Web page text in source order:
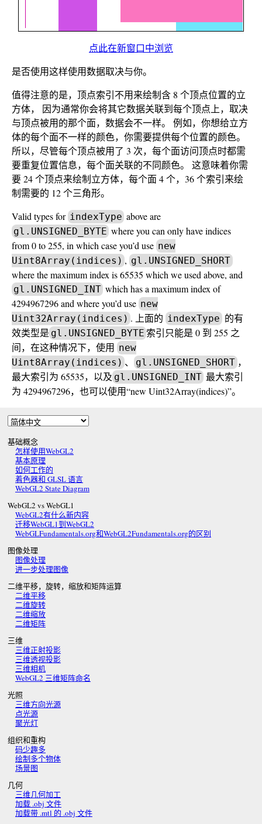
点此在新窗口中浏览
是否使用这样使用数据取决与你。
值得注意的是，顶点索引不用来绘制含 8 个顶点位置的立
方体， 因为通常你会将其它数据关联到每个顶点上，取决
与顶点被用的那个面，数据会不一样。 例如，你想给立方
体的每个面不一样的颜色，你需要提供每个位置的颜色。
所以，尽管每个顶点被用了 3 次，每个面访问顶点时都需
要重复位置信息，每个面关联的不同颜色。 这意味着你需
要 24 个顶点来绘制立方体，每个面 4 个，36 个索引来绘
制需要的 12 个三角形。
Valid types for indexType above are
gl.UNSIGNED_BYTE where you can only have indices
from 0 to 255, in which case you’d use new
Uint8Array(indices) , gl.UNSIGNED_SHORT
where the maximum index is 65535 which we used above, and
gl.UNSIGNED_INT which has a maximum index of
4294967296 and where you’d use new
Uint32Array(indices) . 上面的 indexType 的有
效类型是 gl.UNSIGNED_BYTE 索引只能是 0 到 255 之
间，在这种情况下，使用 new
Uint8Array(indices) 、 gl.UNSIGNED_SHORT，
最大索引为 65535，以及 gl.UNSIGNED_INT 最大索引
为 4294967296，也可以使用“new Uint32Array(indices)”。
基础概念
怎样使用WebGL2
基本原理
如何工作的
着色器和 GLSL 语言
WebGL2 State Diagram
WebGL2 vs WebGL1
WebGL2有什么新内容
迁移WebGL1到WebGL2
WebGLFundamentals.org和WebGL2Fundamentals.org的区别
图像处理
图像处理
进一步处理图像
二维平移，旋转，缩放和矩阵运算
二维平移
二维旋转
二维缩放
二维矩阵
三维
三维正射投影
三维透视投影
三维相机
WebGL2 三维矩阵命名
光照
三维方向光源
点光源
聚光灯
组织和重构
码少趣多
绘制多个物体
场景图
几何
三维几何加工
加载 .obj 文件
加载带 .mtl 的 .obj 文件